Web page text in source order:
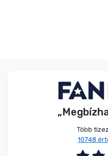
Több
10748
Terméktípusok